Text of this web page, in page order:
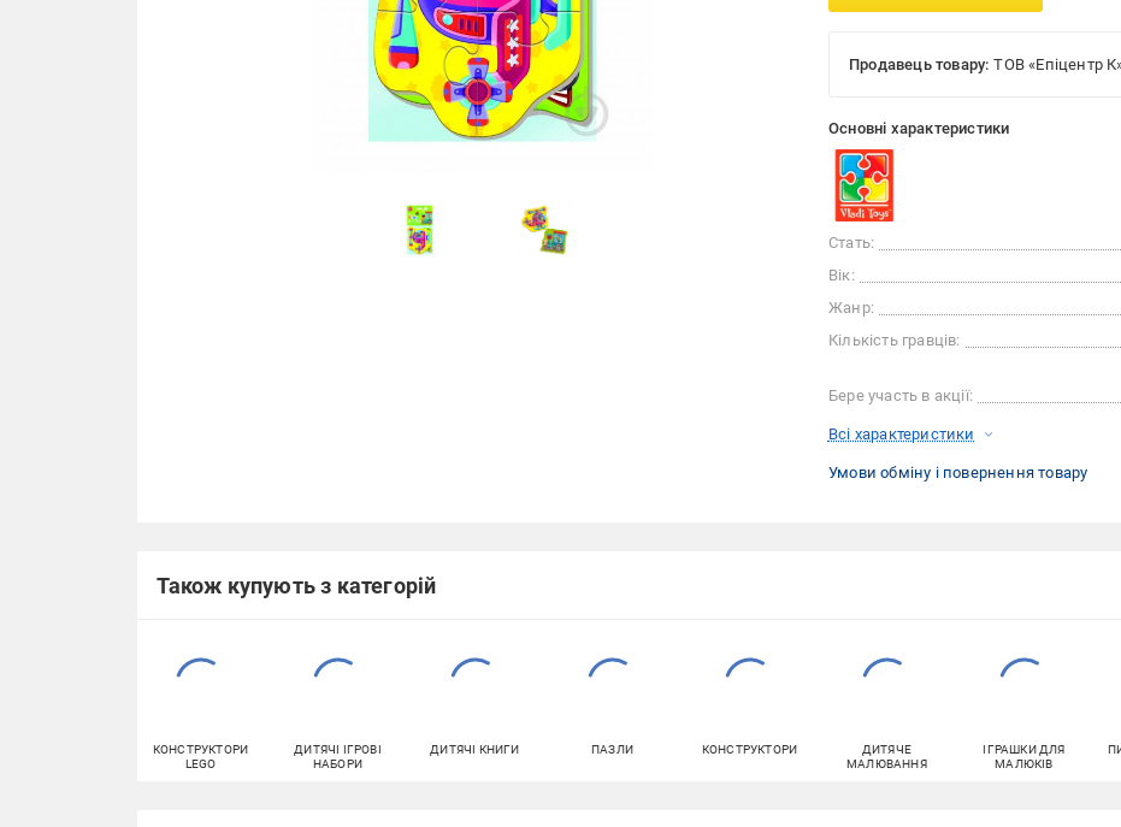
Продавець товару: ТОВ «Епіцентр
Основні характеристики
Стать:
Вік:
Жанр:
Кількість гравців:
Бере участь в акції:
Всі характеристики
Умови обміну і повернення товару
Також купують з категорій
КОНСТРУКТОРИ
LEGO
ДИТЯЧІ ІГРОВІ
НАБОРИ
ДИТЯЧІ КНИГИ ПАЗЛИ КОНСТРУКТОРИ
ДИТЯЧЕ
МАЛЮВАННЯ
ІГРАШКИ ДЛЯ
МАЛЮКІВ